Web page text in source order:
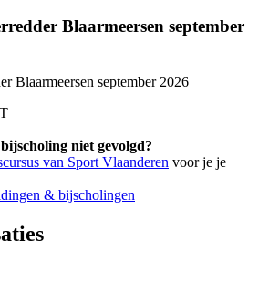
Blaarmeersen september
Blaarmeersen september 2026
Openwaterredder Blaarmeersen
niet gevolgd?
van Sport Vlaanderen voor je je
& bijscholingen